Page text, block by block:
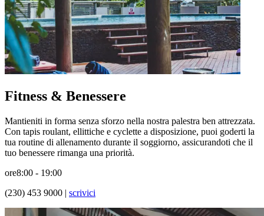
Fitness & Benessere
Mantieniti in forma senza sforzo nella nostra palestra ben attrezzata.
Con tapis roulant, ellittiche e cyclette a disposizione, puoi goderti la
tua routine di allenamento durante il soggiorno, assicurandoti che il
tuo benessere rimanga una priorità.
ore8:00 - 19:00
(230) 453 9000 | scrivici